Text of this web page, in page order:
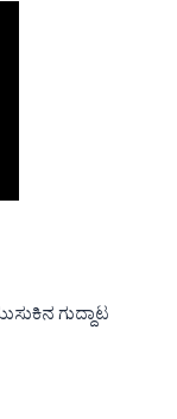
ಗುದ್ದಾಟ